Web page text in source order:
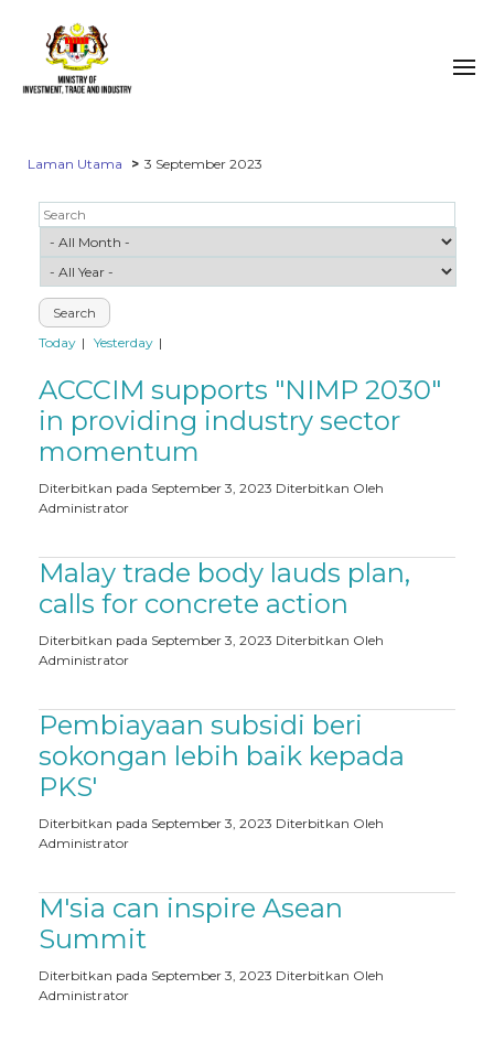
Laman Utama 3 September 2023
Today Yesterday
ACCCIM supports "NIMP 2030"
in providing industry sector
momentum
Diterbitkan pada September 3, 2023 Diterbitkan Oleh
Administrator
Malay trade body lauds plan,
calls for concrete action
Diterbitkan pada September 3, 2023 Diterbitkan Oleh
Administrator
Pembiayaan subsidi beri
sokongan lebih baik kepada
PKS'
Diterbitkan pada September 3, 2023 Diterbitkan Oleh
Administrator
M'sia can inspire Asean
Summit
Diterbitkan pada September 3, 2023 Diterbitkan Oleh
Administrator